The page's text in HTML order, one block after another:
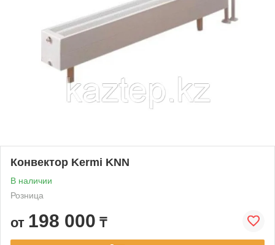
Конвектор Kermi KNN
В наличии
Розница
от 198 000 ₸